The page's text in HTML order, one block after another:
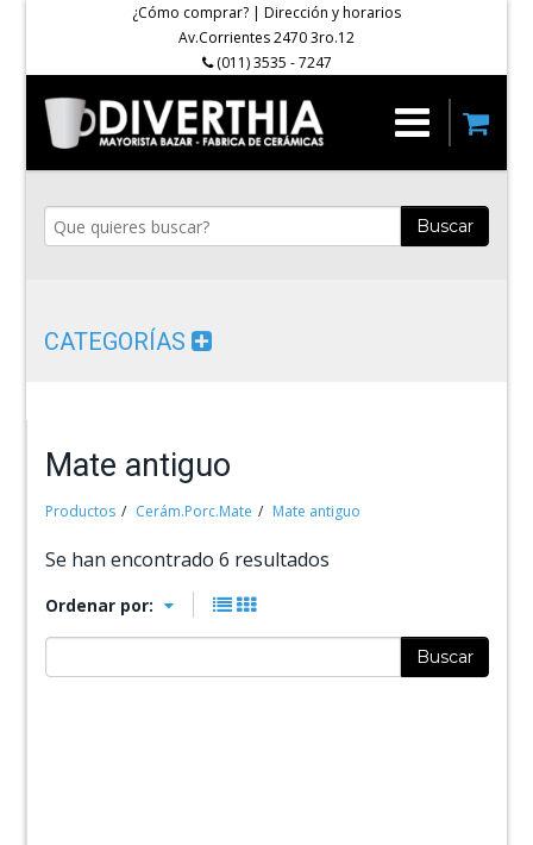
¿Cómo comprar? | Dirección y horarios
Av.Corrientes 2470 3ro.12
(011) 3535 - 7247
Buscar
CATEGORÍAS
Mate antiguo
Productos Cerám.Porc.Mate Mate antiguo
Se han encontrado 6 resultados
Ordenar por:
Buscar